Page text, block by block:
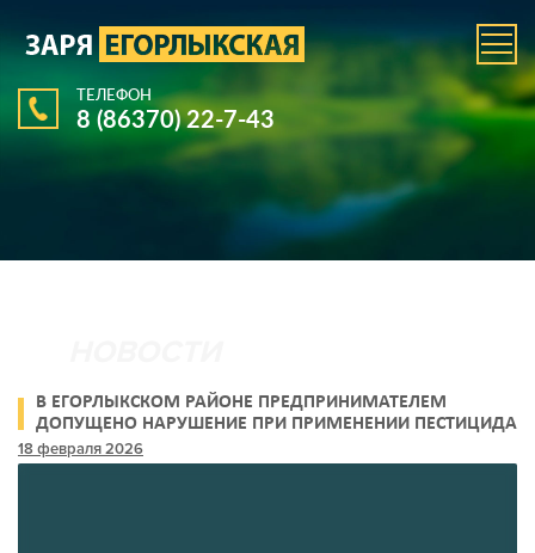
ТЕЛЕФОН
8 (86370) 22-7-43
В ЕГОРЛЫКСКОМ РАЙОНЕ ПРЕДПРИНИМАТЕЛЕМ
ДОПУЩЕНО НАРУШЕНИЕ ПРИ ПРИМЕНЕНИИ ПЕСТИЦИДА
ДЛЯ ОБРАБОТКИ ПОСЕВОВ ПОДСОЛНЕЧНИКА
18 февраля 2026